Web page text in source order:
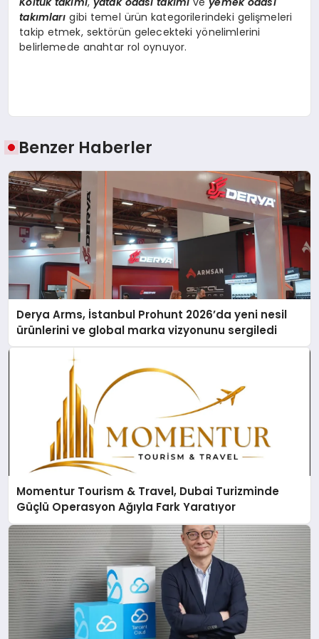
takımları gibi temel ürün kategorilerindeki gelişmeleri
takip etmek, sektörün gelecekteki yönelimlerini
belirlemede anahtar rol oynuyor.
Benzer Haberler
Derya Arms, İstanbul Prohunt 2026’da yeni nesil
ürünlerini ve global marka vizyonunu sergiledi
Momentur Tourism & Travel, Dubai Turizminde
Güçlü Operasyon Ağıyla Fark Yaratıyor